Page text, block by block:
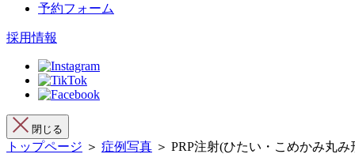
予約フォーム
採用情報
閉じる
トップページ ＞ 症例写真 ＞ PRP注射(ひたい・こめかみ丸み